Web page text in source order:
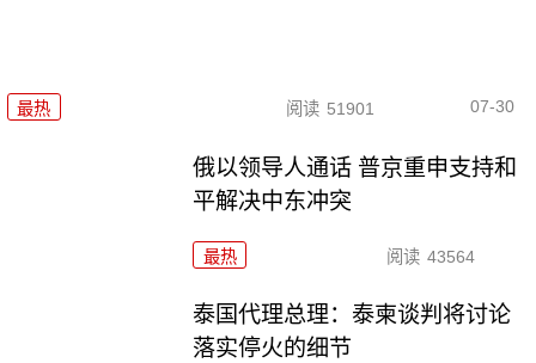
最热 阅读 51901 07-30
俄以领导人通话 普京重申支持和
平解决中东冲突
最热 阅读 43564
泰国代理总理：泰柬谈判将讨论
落实停火的细节